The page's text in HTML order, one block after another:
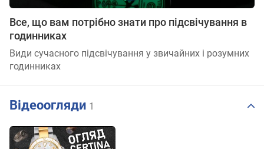
Все, що вам потрібно знати про підсвічування в
годинниках
Види сучасного підсвічування у звичайних і розумних
годинниках
Відеоогляди 1